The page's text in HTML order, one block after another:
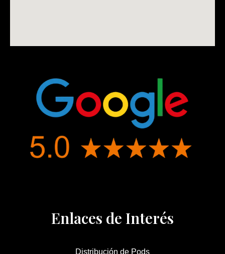
Enlaces de Interés
Distribución de Pods